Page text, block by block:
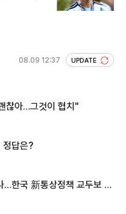
08.09 12:37 UPDATE
찮아…그것이 협치"
정답은?
…한국 新통상정책 교두보 활